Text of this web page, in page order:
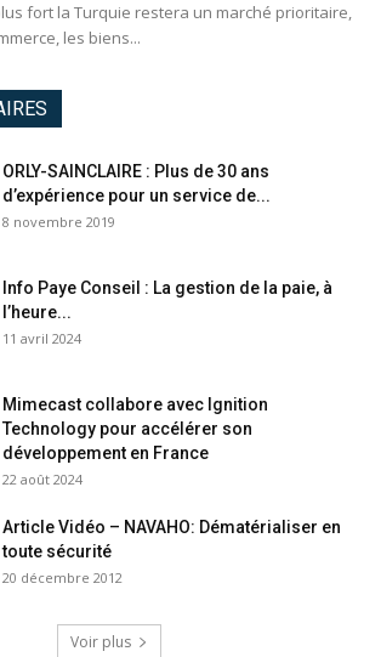
fort la Turquie restera un marché prioritaire,
les biens...
ORLY-SAINCLAIRE : Plus de 30 ans
d’expérience pour un service de...
8 novembre 2019
Info Paye Conseil : La gestion de la paie, à
l’heure...
11 avril 2024
Mimecast collabore avec Ignition
Technology pour accélérer son
développement en France
22 août 2024
Article Vidéo – NAVAHO: Dématérialiser en
toute sécurité
20 décembre 2012
Voir plus